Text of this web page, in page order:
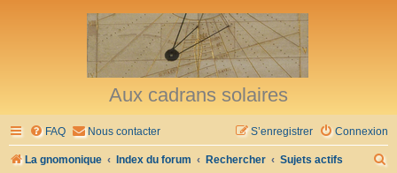
Aux cadrans solaires
FAQ Nous contacter Connexion
S’enregistrer
La gnomonique Index du forum Rechercher Sujets actifs